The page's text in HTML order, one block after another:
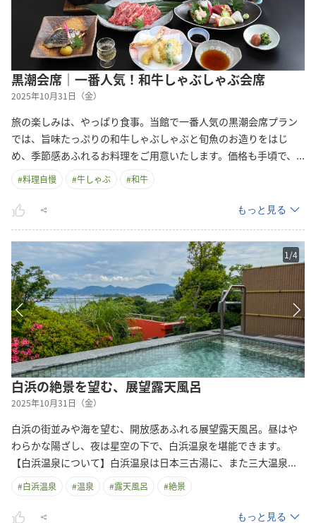
黒潮会席｜一番人気！和牛しゃぶしゃぶ会席
2025年10月31日（金）
旅の楽しみは、やっぱり食事。当館で一番人気の黒潮会席プラン
では、旨味たっぷりの和牛しゃぶしゃぶと旬魚のお造りをはじ
め、季節感あふれるお料理をご用意いたします。価格も手頃で、 ...
#料理自慢 #牛しゃぶ #和牛
もっと見る
1 /4
白浜の絶景を望む、展望露天風呂
2025年10月31日（金）
白浜の街並みや海を望む、開放感あふれる展望露天風呂。昼はや
わらかな陽ざし、夜は星空の下で、白浜温泉を堪能できます。
【白浜温泉について】白浜温泉は日本三古湯に、また三大温泉...
#白浜温泉 #温泉 #露天風呂 #絶景
もっと見る